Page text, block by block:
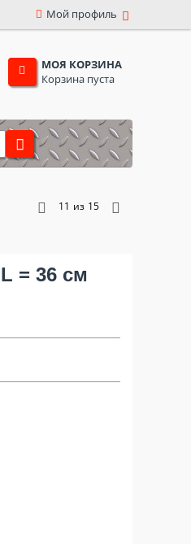
Мой профиль
МОЯ КОРЗИНА
Корзина пуста
11 из 15
= 36 см